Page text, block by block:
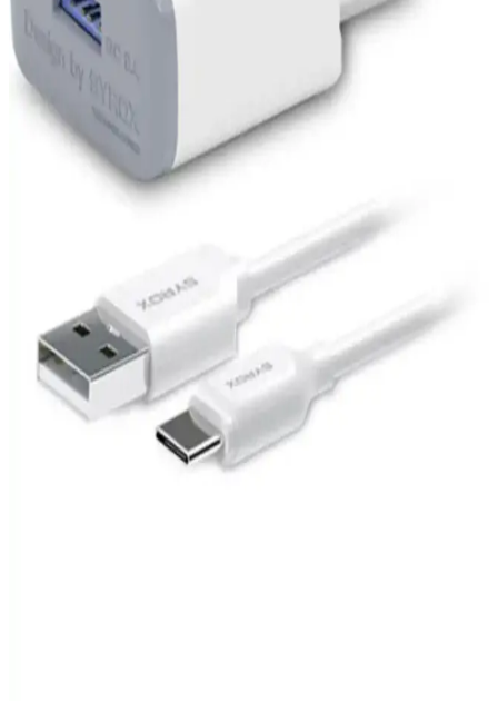
Apple iPhone Şarj Aleti Seçimi ve Kullanımı:
Güvenilirlik ve Performans Rehberi
iPhone şarj aletleri, güvenlik ve performans açısından büyük önem
taşır. Orijinal ve sertifikalı ürünler, hızlı şarj ve dayanıklılık sağlar,
cihaz ömrünü uzatır ve güvenli kullanım sunar.
Noriyen ve ROBEVE Magsafe Kablosuz Şarj
Aletleri Karşılaştırması: Performans ve Özellikler
Noriyen ve ROBEVE Magsafe kablosuz şarj cihazlarının hız,
güvenlik ve kullanım kolaylığını karşılaştırıyoruz, hangi ürünün
ihtiyaçlarınıza daha uygun olduğunu keşfedin.
Mcdodo Ca-1080 ve Ca-1100 Karşılaştırması: Hızlı
Şarj ve Veri Aktarım Özellikleri
Mcdodo Ca-1080 ve Ca-1100 kabloları yüksek hızlı şarj ve veri
iletimi sağlar, dayanıklı yapılarıyla öne çıkar. Dijital ekran özellikleri
ve farklı güç kapasiteleriyle kullanıcılara çeşitli avantajlar sunar.